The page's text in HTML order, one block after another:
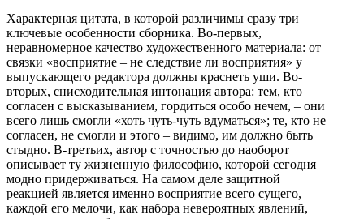
Характерная цитата, в которой различимы сразу три
ключевые особенности сборника. Во-первых,
неравномерное качество художественного материала: от
связки «восприятие – не следствие ли восприятия» у
выпускающего редактора должны краснеть уши. Во-
вторых, снисходительная интонация автора: тем, кто
согласен с высказыванием, гордиться особо нечем, – они
всего лишь смогли «хоть чуть-чуть вдуматься»; те, кто не
согласен, не смогли и этого – видимо, им должно быть
стыдно. В-третьих, автор с точностью до наоборот
описывает ту жизненную философию, которой сегодня
модно придерживаться. На самом деле защитной
реакцией является именно восприятие всего сущего,
каждой его мелочи, как набора невероятных явлений,